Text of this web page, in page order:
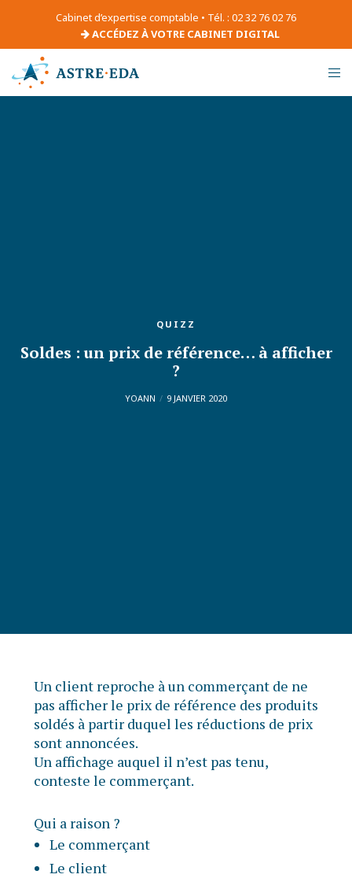
Cabinet d’expertise comptable • Tél. : 02 32 76 02 76
ACCÉDEZ À VOTRE CABINET DIGITAL
QUIZZ
Soldes : un prix de référence… à afficher
?
YOANN 9 JANVIER 2020
Un client reproche à un commerçant de ne
pas afficher le prix de référence des produits
soldés à partir duquel les réductions de prix
sont annoncées.
Un affichage auquel il n’est pas tenu,
conteste le commerçant.
Qui a raison ?
Le commerçant
Le client